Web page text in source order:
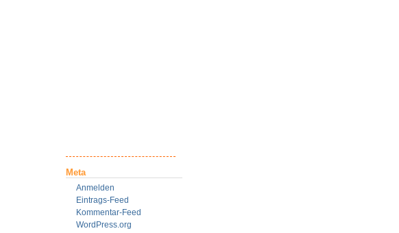
Meta
Anmelden
Eintrags-Feed
Kommentar-Feed
WordPress.org